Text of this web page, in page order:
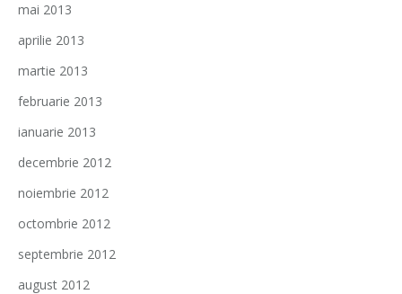
mai 2013
aprilie 2013
martie 2013
februarie 2013
ianuarie 2013
decembrie 2012
noiembrie 2012
octombrie 2012
septembrie 2012
august 2012